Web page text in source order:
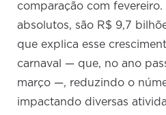
comparação com fevereiro.
absolutos, são R$ 9,7
que explica esse
carnaval — que, no ano
março —, reduzindo o
impactando diversas